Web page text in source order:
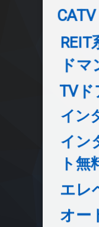
CATV
REIT
ド
TVド
イン
イン
ト無
エレ
オー